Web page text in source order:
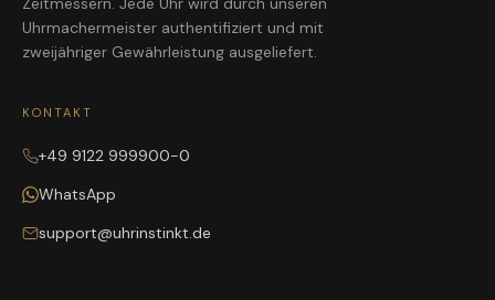
Uhrmachermeister authentifiziert und mit
zweijähriger Gewährleistung ausgeliefert.
KONTAKT
+49 9122 999900-0
WhatsApp
support@uhrinstinkt.de